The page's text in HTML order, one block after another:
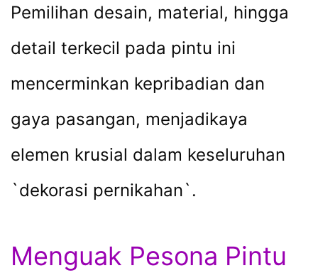
Pemilihan desain, material, hingga
detail terkecil pada pintu ini
mencerminkan kepribadian dan
gaya pasangan, menjadikaya
elemen krusial dalam keseluruhan
`dekorasi pernikahan`.
Menguak Pesona Pintu